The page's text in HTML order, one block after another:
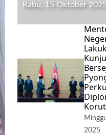
Rabu, 15 Oktober 2025
Korut
2025